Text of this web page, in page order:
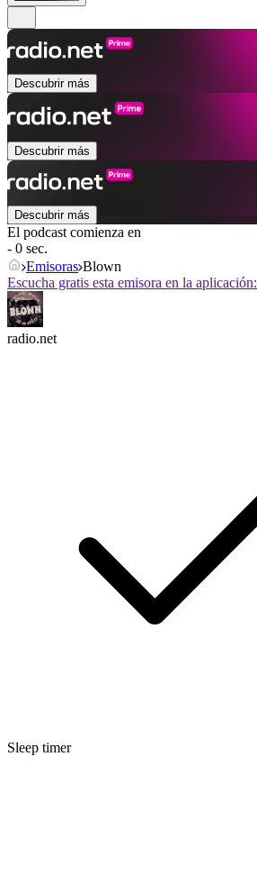
Descubrir más
Descubrir más
Descubrir más
El podcast comienza en
- 0 sec.
Emisoras Blown
Escucha gratis esta emisora en la aplicación:
radio.net
Sleep timer